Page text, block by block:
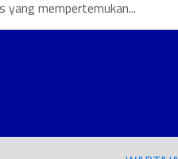
yang mempertemukan...